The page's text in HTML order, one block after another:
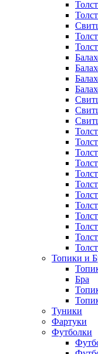
Топики и
Бра
Туники
Фартуки
Футболки